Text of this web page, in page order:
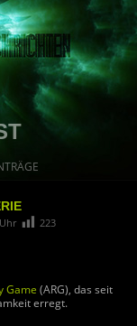
223
Game (ARG), das seit
erregt.